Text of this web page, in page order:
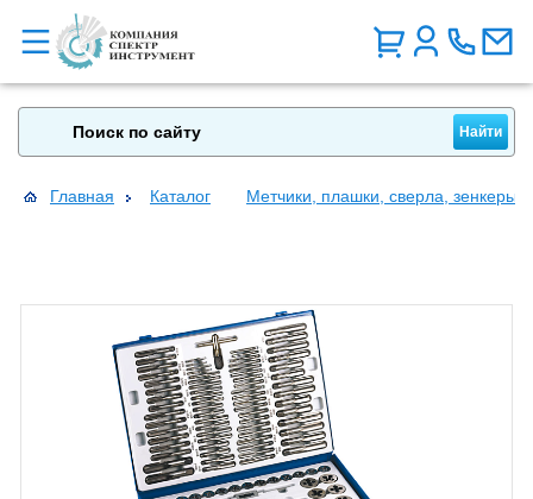
Главная Каталог Метчики, плашки, сверла, зенкеры,